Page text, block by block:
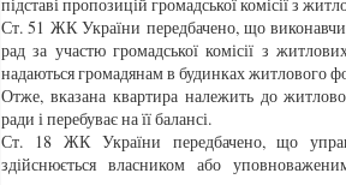
Ст. 51 ЖК України передбачено, що
рад за участю громадської комісії з
надаються громадянам в будинках житлового
Отже, вказана квартира належить до
ради і перебуває на її балансі.
Ст. 18 ЖК України передбачено, що
здійснюється власником або